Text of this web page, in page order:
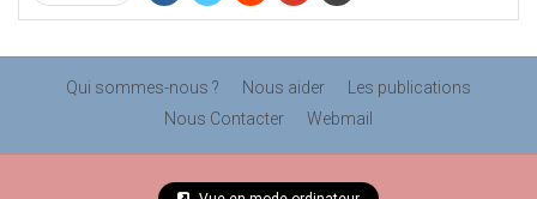
Qui sommes-nous ? Nous aider
Les publications
Nous Contacter
Webmail